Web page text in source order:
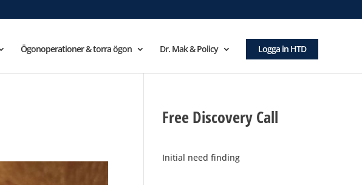
Ögonoperationer & torra ögon Dr. Mak & Policy Logga in HTD
Free Discovery Call
Initial need finding